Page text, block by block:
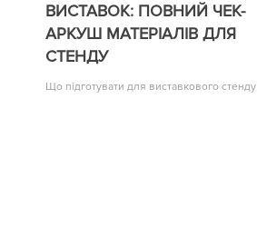
ВИСТАВОК: ПОВНИЙ ЧЕК-
АРКУШ МАТЕРІАЛІВ ДЛЯ
СТЕНДУ
Що підготувати для виставкового стенду